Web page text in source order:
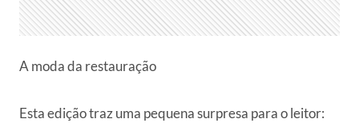
A moda da restauração
Esta edição traz uma pequena surpresa para o leitor: